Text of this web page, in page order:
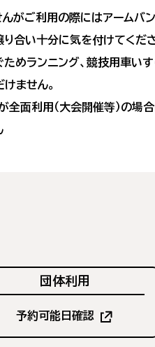
がご利用の際にはアームバ
合い十分に気を付けてくださ
めランニング、競技用車い
ません。
全面利用（大会開催等）の場
団体利用
予約可能日確認
（新